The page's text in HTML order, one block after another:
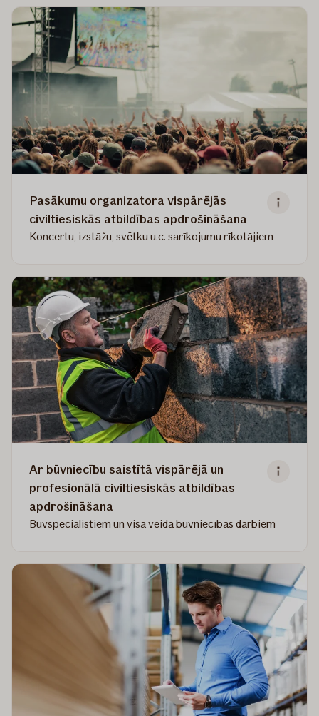
about
Vispārējās
civiltiesiskās
atbildības
apdrošināšana
Pasākumu organizatora vispārējās
civiltiesiskās atbildības apdrošināšana
Koncertu, izstāžu, svētku u.c. sarīkojumu rīkotājiem
about
Pasākumu
organizatora
vispārējās
civiltiesiskās
atbildības
apdrošināšana
Ar būvniecību saistītā vispārējā un
profesionālā civiltiesiskās atbildības
apdrošināšana
Būvspeciālistiem un visa veida būvniecības darbiem
about
apdrošināšana